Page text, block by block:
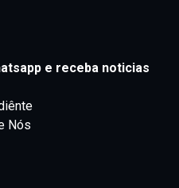
e receba noticias
Nós